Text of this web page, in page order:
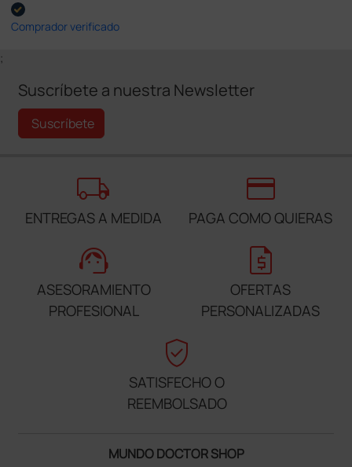
Comprador verificado
;
Suscríbete a nuestra Newsletter
Suscríbete
local_shipping
ENTREGAS A MEDIDA
credit_card
PAGA COMO QUIERAS
support_agent
ASESORAMIENTO
PROFESIONAL
request_quote
OFERTAS
PERSONALIZADAS
verified_user
SATISFECHO O
REEMBOLSADO
MUNDO DOCTOR SHOP